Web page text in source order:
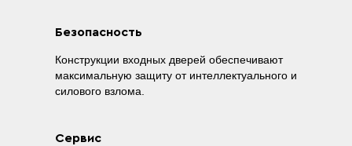
Безопасность
Конструкции входных дверей обеспечивают
максимальную защиту от интеллектуального и
силового взлома.
Сервис